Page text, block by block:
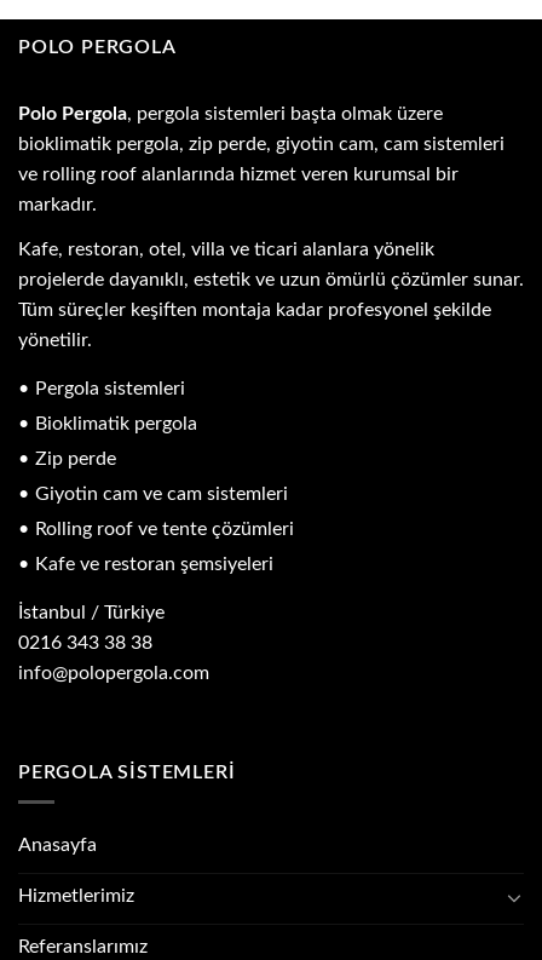
POLO PERGOLA
Polo Pergola, pergola sistemleri başta olmak üzere
bioklimatik pergola, zip perde, giyotin cam, cam sistemleri
ve rolling roof alanlarında hizmet veren kurumsal bir
markadır.
Kafe, restoran, otel, villa ve ticari alanlara yönelik
projelerde dayanıklı, estetik ve uzun ömürlü çözümler sunar.
Tüm süreçler keşiften montaja kadar profesyonel şekilde
yönetilir.
Pergola sistemleri
Bioklimatik pergola
Zip perde
Giyotin cam ve cam sistemleri
Rolling roof ve tente çözümleri
Kafe ve restoran şemsiyeleri
İstanbul / Türkiye
0216 343 38 38
info@polopergola.com
PERGOLA SISTEMLERI
Anasayfa
Hizmetlerimiz
Referanslarımız